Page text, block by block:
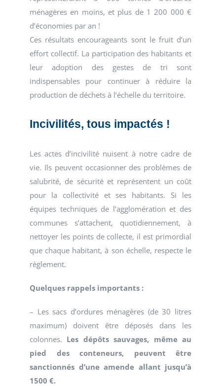
ménagères en moins, et plus de 1 200 000 €
d’économies par an !
Ces résultats encourageants sont le fruit d’un
effort collectif. La participation des habitants et
leur adoption des gestes de tri sont
indispensables pour continuer à réduire la
production de déchets à l’échelle du territoire.
Incivilités, tous impactés !
Les actes d’incivilité nuisent à notre cadre de
vie. Ils peuvent occasionner des problèmes de
salubrité, de sécurité et représentent un coût
pour la collectivité et ses habitants. Si les
équipes techniques de l’agglomération et des
communes s’attachent, quotidiennement, à
nettoyer les points de collecte, il est primordial
que chaque habitant, à son échelle, respecte le
règlement.
Quelques rappels importants :
– Les sacs d’ordures ménagères (de 30 litres
maximum) doivent être déposés dans les
colonnes. Les dépôts sauvages, même au
pied des conteneurs, peuvent être
sanctionnés d’une amende allant jusqu’à
1500 €.